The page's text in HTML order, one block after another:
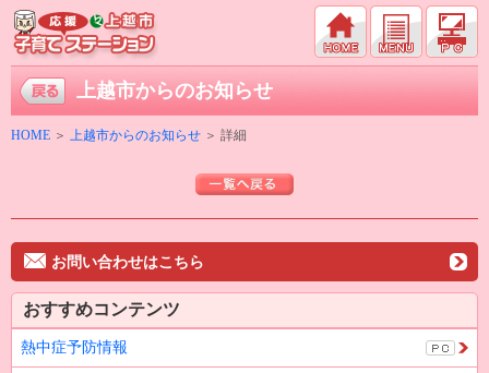
上越市からのお知らせ
HOME ＞ 上越市からのお知らせ ＞ 詳細
お問い合わせはこちら
おすすめコンテンツ
熱中症予防情報